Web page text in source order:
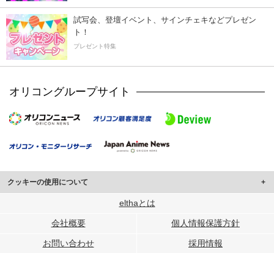
試写会、登壇イベント、サインチェキなどプレゼン
ト！
プレゼント特集
オリコングループサイト
クッキーの使用について
このサイトでは Cookie を使用して、ユーザーに合わせたコンテンツや広告の
行っています。
メディアや広告配信、データ解析の各パートナーに提供しています。
elthaとは
会社概要 個人情報保護方針
お問い合わせ 採用情報